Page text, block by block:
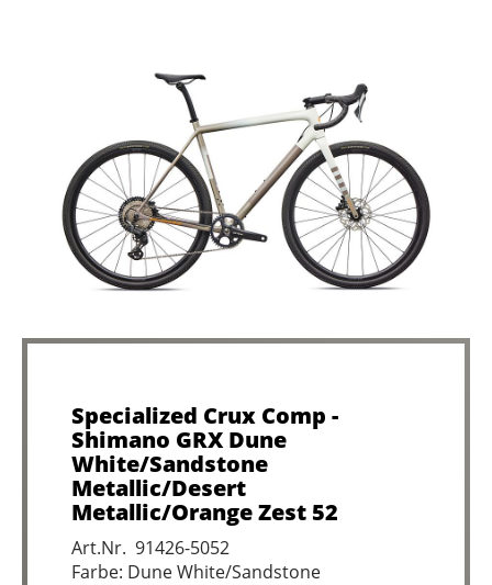
Specialized Crux Comp -
Shimano GRX Dune
White/Sandstone
Metallic/Desert
Metallic/Orange Zest 52
Art.Nr. 91426-5052
Farbe: Dune White/Sandstone